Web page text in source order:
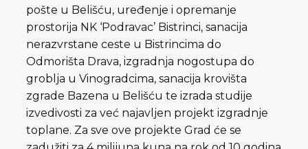
pošte u Belišću, uređenje i opremanje
prostorija NK ‘Podravac’ Bistrinci, sanacija
nerazvrstane ceste u Bistrincima do
Odmorišta Drava, izgradnja nogostupa do
groblja u Vinogradcima, sanacija krovišta
zgrade Bazena u Belišću te izrada studije
izvedivosti za već najavljen projekt izgradnje
toplane. Za sve ove projekte Grad će se